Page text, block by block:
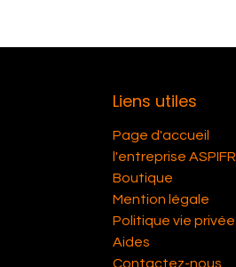
Liens utiles
Page d'accueil
l'entreprise
Boutique
Mention légale
Politique vie privée
Aides
Contactez-nous